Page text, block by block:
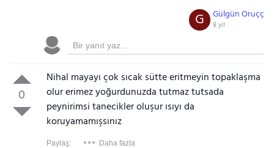
Gülgün Oruçç
8 yıl
G
0
Nihal mayayı çok sıcak sütte eritmeyin topaklaşma
olur erimez yoğurdunuzda tutmaz tutsada
peynirimsi tanecikler oluşur ısıyı da
koruyamamışsınız
Paylaş: Daha fazla